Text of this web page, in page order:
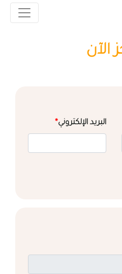
الآن
البريد الإلكتروني*